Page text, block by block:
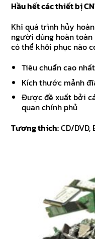
Hầu hết các thiết bị
Khi quá trình hủy
người dùng hoàn
có thể khôi phục nào
Tiêu chuẩn cao
Kích thước mảnh
Được đề xuất bởi
quan chính phủ
Tương thích:CD/